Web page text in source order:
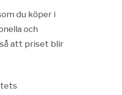
du köper i
och
att priset blir